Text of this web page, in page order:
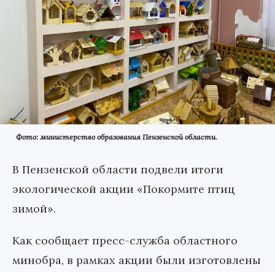
Фото: министерство образования Пензенской области.
В Пензенской области подвели итоги
экологической акции «Покормите птиц
зимой».
Как сообщает пресс-служба областного
минобра, в рамках акции были изготовлены